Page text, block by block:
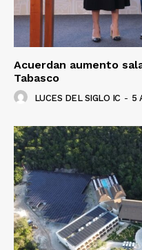
Acuerdan aumento
Tabasco
LUCES DEL SIGLO IC - 5